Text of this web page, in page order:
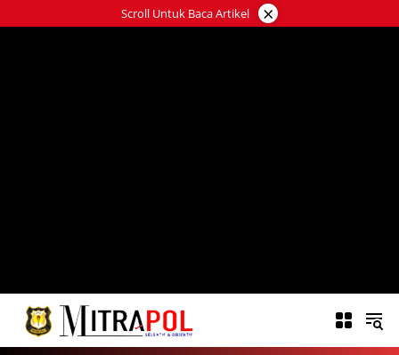
ke
Scroll Untuk Baca Artikel ×